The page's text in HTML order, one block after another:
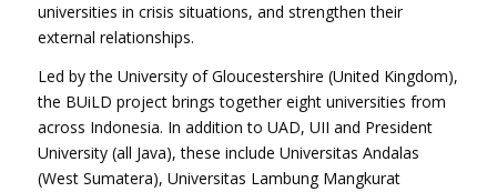
universities in crisis situations, and strengthen their
external relationships.
Led by the University of Gloucestershire (United Kingdom),
the BUiLD project brings together eight universities from
across Indonesia. In addition to UAD, UII and President
University (all Java), these include Universitas Andalas
(West Sumatera), Universitas Lambung Mangkurat